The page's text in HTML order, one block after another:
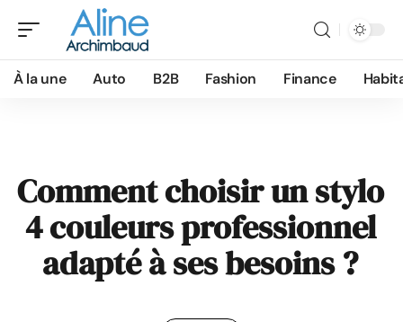
À la une Auto B2B Fashion Finance
Comment choisir un stylo
4 couleurs professionnel
adapté à ses besoins ?